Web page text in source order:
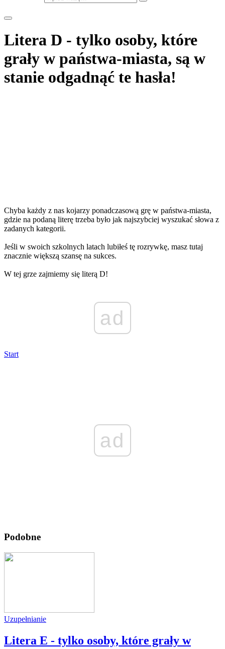
Litera D - tylko osoby, które
grały w państwa-miasta, są w
stanie odgadnąć te hasła!
Chyba każdy z nas kojarzy ponadczasową grę w państwa-miasta,
gdzie na podaną literę trzeba było jak najszybciej wyszukać słowa z
zadanych kategorii.
Jeśli w swoich szkolnych latach lubiłeś tę rozrywkę, masz tutaj
znacznie większą szansę na sukces.
W tej grze zajmiemy się literą D!
ad
Start
ad
Podobne
Uzupełnianie
Litera E - tylko osoby, które grały w